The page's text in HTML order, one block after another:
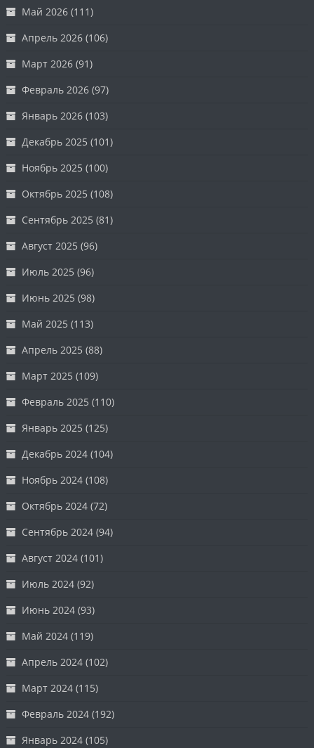
Май 2026 (111)
Апрель 2026 (106)
Март 2026 (91)
Февраль 2026 (97)
Январь 2026 (103)
Декабрь 2025 (101)
Ноябрь 2025 (100)
Октябрь 2025 (108)
Сентябрь 2025 (81)
Август 2025 (96)
Июль 2025 (96)
Июнь 2025 (98)
Май 2025 (113)
Апрель 2025 (88)
Март 2025 (109)
Февраль 2025 (110)
Январь 2025 (125)
Декабрь 2024 (104)
Ноябрь 2024 (108)
Октябрь 2024 (72)
Сентябрь 2024 (94)
Август 2024 (101)
Июль 2024 (92)
Июнь 2024 (93)
Май 2024 (119)
Апрель 2024 (102)
Март 2024 (115)
Февраль 2024 (192)
Январь 2024 (105)